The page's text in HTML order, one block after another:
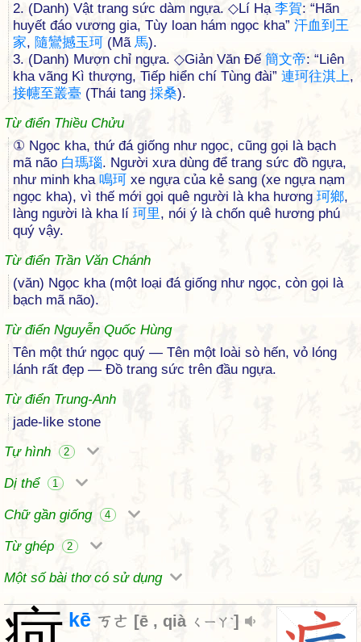
2. (Danh) Vật trang sức dàm ngựa. ◇Lí Hạ 李賀: “Hãn
huyết đáo vương gia, Tùy loan hám ngọc kha” 汗血到 王
家, 隨鸞撼玉珂 (Mã 馬).
3. (Danh) Mượn chỉ ngựa. ◇Giản Văn Đế 簡文帝: “Liên
kha vãng Kì thượng, Tiếp hiển chí Tùng đài” 連珂往淇上,
接幰至叢臺 (Thái tang 採桑).
Từ điển Thiều Chửu
① Ngọc kha, thứ đá giống như ngọc, cũng gọi là bạch
mã não 白瑪瑙. Người xưa dùng để trang sức đồ ngựa,
như minh kha 鳴珂 xe ngựa của kẻ sang (xe ngựa nạm
ngọc kha), vì thế mới gọi quê người là kha hương 珂鄉,
làng người là kha lí 珂里, nói ý là chốn quê hương phú
quý vậy.
Từ điển Trần Văn Chánh
(văn) Ngọc kha (một loại đá giống như ngọc, còn gọi là
bạch mã não).
Từ điển Nguyễn Quốc Hùng
Tên một thứ ngọc quý — Tên một loài sò hến, vỏ lóng
lánh rất đẹp — Đồ trang sức trên đầu ngựa.
Từ điển Trung-Anh
jade-like stone
Tự hình
2
Dị thể 1
Chữ gần giống 4
Từ ghép 2
Một số bài thơ có sử dụng
kē ㄎㄜ [ē , qià ㄑㄧㄚˋ]